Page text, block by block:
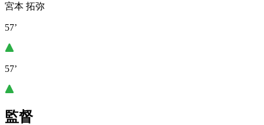
宮本 拓弥
57’
57’
監督